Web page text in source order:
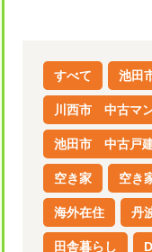
すべて 池田
川西市 中古マ
池田市 中古戸
空き家 空き
海外在住 丹
田舎暮らし